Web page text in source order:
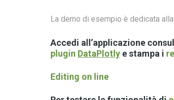
La demo di esempio è dedicata alla
Accedi all’applicazione
plugin DataPlotly e stampa i
Editing on line